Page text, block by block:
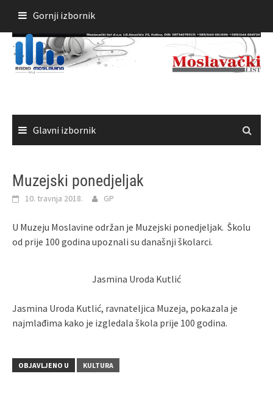
sadržaja
Gornji izbornik
Glavni izbornik
Muzejski ponedjeljak
10. travnja 2018. GP
U Muzeju Moslavine održan je Muzejski ponedjeljak. Školu
od prije 100 godina upoznali su današnji školarci.
Jasmina Uroda Kutlić
Jasmina Uroda Kutlić, ravnateljica Muzeja, pokazala je
najmlađima kako je izgledala škola prije 100 godina.
OBJAVLJENO U KULTURA